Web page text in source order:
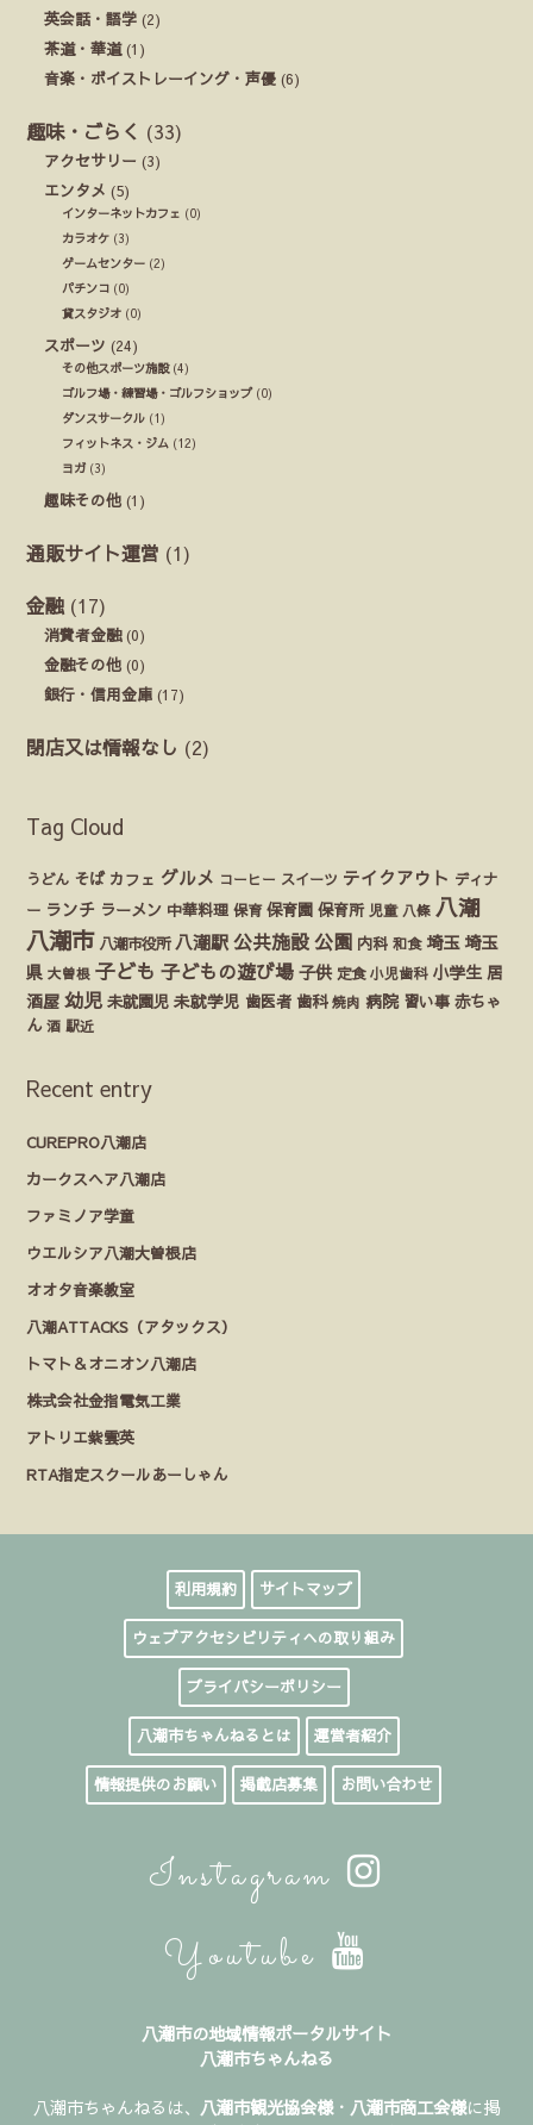
英会話・語学 (2)
茶道・華道(1)
音楽・ボイストレーイング・声優 (6)
趣味・ごらく (33)
アクセサリー (3)
エンタメ (5)
インターネットカフェ (0)
カラオケ (3)
ゲームセンター (2)
パチンコ (0)
貸スタジオ (0)
スポーツ (24)
その他スポーツ施設(4)
ゴルフ場・練習場・ゴルフショップ(0)
ダンスサークル (1)
フィットネス・ジム (12)
ヨガ (3)
趣味その他 (1)
通販サイト運営 (1)
金融 (17)
消費者金融(0)
金融その他 (0)
銀行・信用金庫 (17)
閉店又は情報なし (2)
Tag Cloud
うどん そば カフェ グルメ コーヒー スイーツ テイクアウト ディナ
ー ランチ ラーメン 中華料理 保育 保育園 保育所 児童 八條 八潮
八潮市 八潮市役所 八潮駅 公共施設 公園 内科 和食 埼玉 埼玉
県 大曽根 子ども 子どもの遊び場 子供 定食 小児歯科 小学生 居
酒屋 幼児 未就園児 未就学児 歯医者 歯科 焼肉 病院 習い事 赤ちゃ
ん 酒 駅近
Recent entry
CUREPRO八潮店
カークスヘア八潮店
ファミノア学童
ウエルシア八潮大曽根店
オオタ音楽教室
八潮ATTACKS（アタックス）
トマト＆オニオン八潮店
株式会社金指電気工業
アトリエ紫雲英
RTA指定スクールあーしゃん
利用規約 サイトマップ
ウェブアクセシビリティへの取り組み
プライバシーポリシー
八潮市ちゃんねるとは 運営者紹介
情報提供のお願い 掲載店募集 お問い合わせ
Instagram
Youtube
八潮市の地域情報ポータルサイト
八潮市ちゃんねる
八潮市ちゃんねるは、 八潮市観光協会様・ 八潮市商工会様に掲